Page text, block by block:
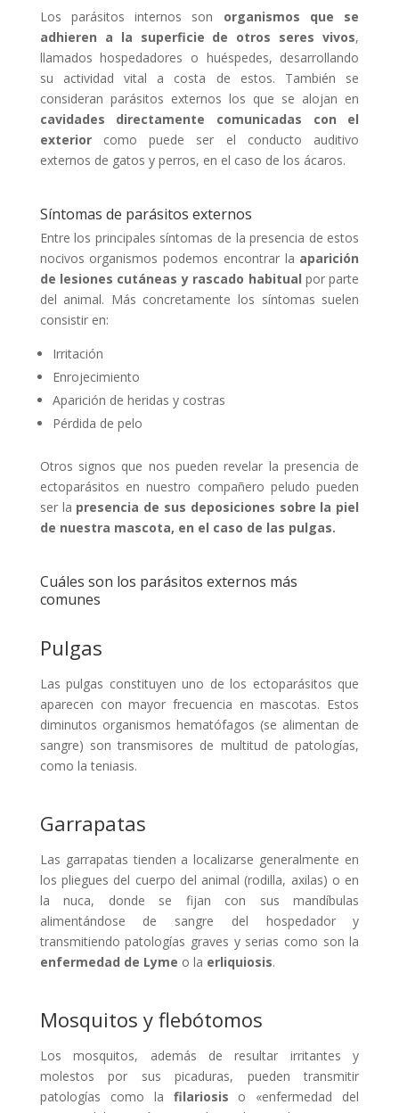
Los parásitos internos son organismos que
se
adhieren a la superficie de otros seres vivos,
llamados hospedadores o huéspedes, desarrollando
su actividad vital a costa de estos. También se
consideran parásitos externos los que se alojan en
cavidades directamente comunicadas con el
exteriorcomo puede ser el conducto auditivo
externos de gatos y perros, en el caso de los ácaros.
Síntomas de parásitos externos
Entre los principales síntomas de la presencia de estos
nocivos organismos podemos encontrar la aparición
de lesiones cutáneas y rascado habitual por parte
del animal. Más concretamente los síntomas suelen
consistir en:
Irritación
Enrojecimiento
Aparición de heridas y costras
Pérdida de pelo
Otros signos que nos pueden revelar la presencia de
ectoparásitos en nuestro compañero peludo pueden
ser la presencia de sus deposiciones sobre la piel
de nuestra mascota, en el caso de las pulgas.
Cuáles son los parásitos externos más
comunes
Pulgas
Las pulgas constituyen uno de los ectoparásitos que
aparecen con mayor frecuencia en mascotas. Estos
diminutos organismos hematófagos (se alimentan de
sangre) son transmisores de multitud de patologías,
como la teniasis.
Garrapatas
Las garrapatas tienden a localizarse generalmente en
los pliegues del cuerpo del animal (rodilla, axilas) o en
la nuca, donde se fijan con sus mandíbulas
alimentándose de sangre del hospedador y
transmitiendo patologías graves y serias como son la
enfermedad de Lyme o la erliquiosis.
Mosquitos y flebótomos
Los mosquitos, además de resultar irritantes y
molestos por sus picaduras, pueden transmitir
patologías como la filariosis o «enfermedad del